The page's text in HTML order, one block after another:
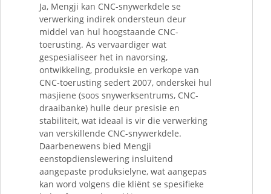
Ja, Mengji kan CNC-snywerkdele se
verwerking indirek ondersteun deur
middel van hul hoogstaande CNC-
toerusting. As vervaardiger wat
gespesialiseer het in navorsing,
ontwikkeling, produksie en verkope van
CNC-toerusting sedert 2007, onderskei hul
masjiene (soos snywerksentrums, CNC-
draaibanke) hulle deur presisie en
stabiliteit, wat ideaal is vir die verwerking
van verskillende CNC-snywerkdele.
Daarbenewens bied Mengji
eenstopdienslewering insluitend
aangepaste produksielyne, wat aangepas
kan word volgens die kliënt se spesifieke